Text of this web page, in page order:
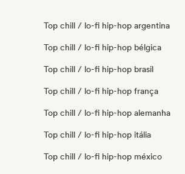
Top chill / lo-fi hip-hop argentina
Top chill / lo-fi hip-hop bélgica
Top chill / lo-fi hip-hop brasil
Top chill / lo-fi hip-hop frança
Top chill / lo-fi hip-hop alemanha
Top chill / lo-fi hip-hop itália
Top chill / lo-fi hip-hop méxico